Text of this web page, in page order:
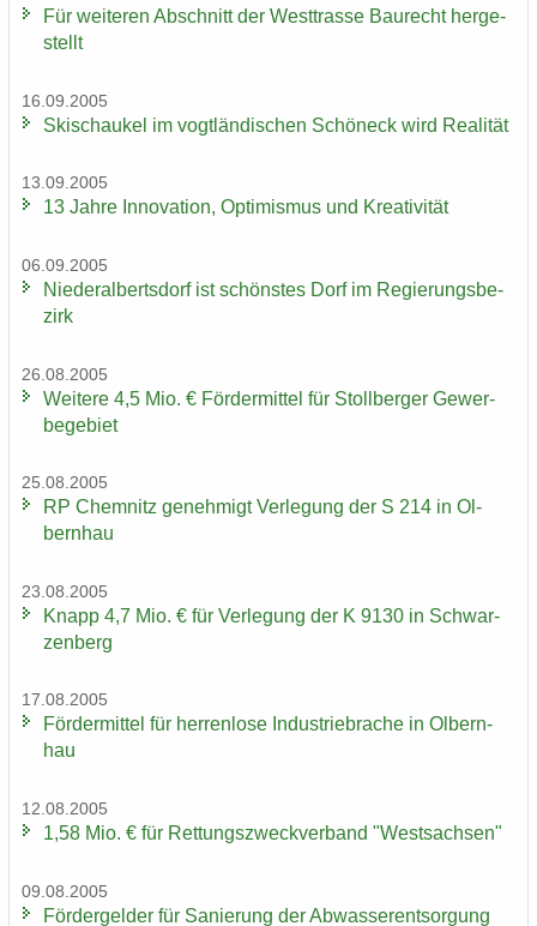
Für wei­te­ren Ab­schnitt der West­tras­se Bau­recht her­ge­
stellt
16.09.2005
Ski­schau­kel im vogt­län­di­schen Schöneck wird Rea­li­tät
13.09.2005
13 Jahre In­no­va­ti­on, Op­ti­mis­mus und Krea­ti­vi­tät
06.09.2005
Nie­der­al­berts­dorf ist schöns­tes Dorf im Re­gie­rungs­be­
zirk
26.08.2005
Wei­te­re 4,5 Mio. € För­der­mit­tel für Stoll­ber­ger Ge­wer­
be­ge­biet
25.08.2005
RP Chem­nitz ge­neh­migt Ver­le­gung der S 214 in Ol­
bern­hau
23.08.2005
Knapp 4,7 Mio. € für Ver­le­gung der K 9130 in Schwar­
zen­berg
17.08.2005
För­der­mit­tel für her­ren­lo­se In­dus­trie­bra­che in Ol­bern­
hau
12.08.2005
1,58 Mio. € für Ret­tungs­zweck­ver­band "West­sach­sen"
09.08.2005
För­der­gel­der für Sa­nie­rung der Ab­was­ser­ent­sor­gung